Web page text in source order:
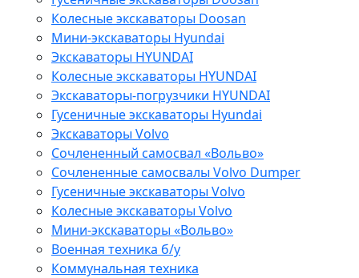
Колесные экскаваторы Doosan
Мини-экскаваторы Hyundai
Экскаваторы HYUNDAI
Колесные экскаваторы HYUNDAI
Экскаваторы-погрузчики HYUNDAI
Гусеничные экскаваторы Hyundai
Экскаваторы Volvo
Сочлененный самосвал «Вольво»
Сочлененные самосвалы Volvo Dumper
Гусеничные экскаваторы Volvo
Колесные экскаваторы Volvo
Мини-экскаваторы «Вольво»
Военная техника б/у
Коммунальная техника